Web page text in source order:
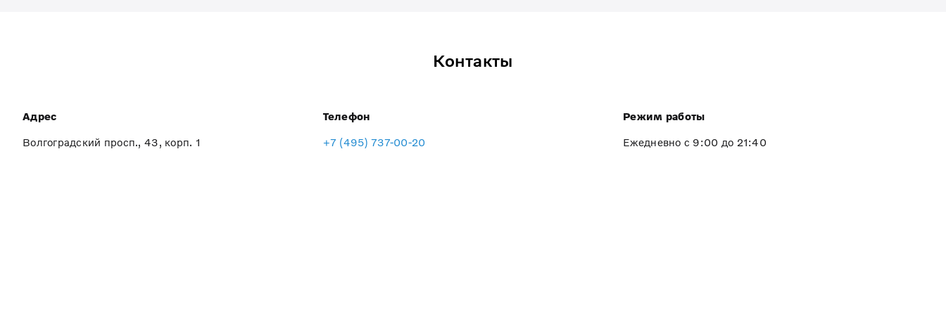
Контакты
Адрес
Волгоградский просп., 43, корп. 1
Телефон
+7 (495) 737-00-20
Режим работы
Ежедневно с 9:00 до 21:40